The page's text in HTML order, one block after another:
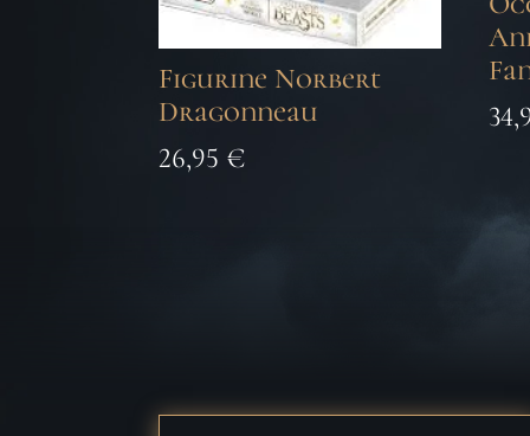
Figurine Norbert
Dragonneau
26,95 €